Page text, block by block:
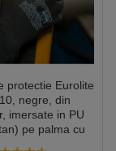
protectie Eurolite
negre, din
imersate in PU
pe palma cu